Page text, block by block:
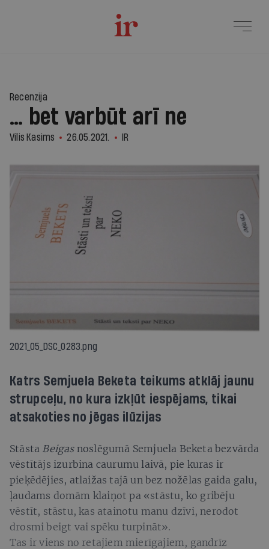
Recenzija
… bet varbūt arī ne
Vilis Kasims 26.05.2021. IR
2021_05_DSC_0283.png
Katrs Semjuela Beketa teikums atklāj jaunu
strupceļu, no kura izkļūt iespējams, tikai
atsakoties no jēgas ilūzijas
Stāsta Beigasnoslēgumā Semjuela Beketa bezvārda
vēstītājs izurbina caurumu laivā, pie kuras ir
pieķēdējies, atlaižas tajā un bez nožēlas gaida galu,
ļaudams domām klaiņot pa «stāstu, ko gribēju
vēstīt, stāstu, kas atainotu manu dzīvi, nerodot
drosmi beigt vai spēku turpināt».
Tas ir viens no retajiem mierīgajiem, gandrīz